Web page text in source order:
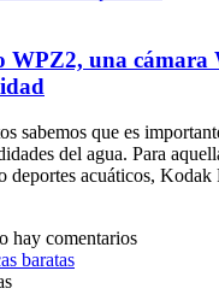
WPZ2, una cámara
sabemos que es
del agua. Para
deportes acuáticos,
hay comentarios